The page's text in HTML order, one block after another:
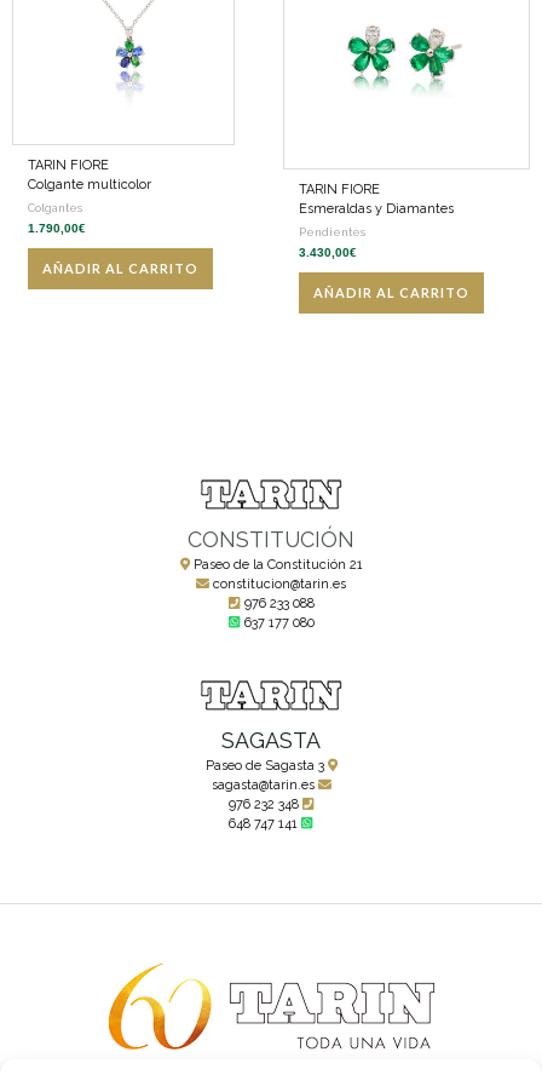
TARIN FIORE
Colgante multicolor
Colgantes
1.790,00€
AÑADIR AL CARRITO
TARIN FIORE
Esmeraldas y Diamantes
Pendientes
3.430,00€
AÑADIR AL CARRITO
CONSTITUCIÓN
Paseo de la Constitución 21
constitucion@tarin.es
976 233 088
637 177 080
SAGASTA
Paseo de Sagasta 3
sagasta@tarin.es
976 232 348
648 747 141